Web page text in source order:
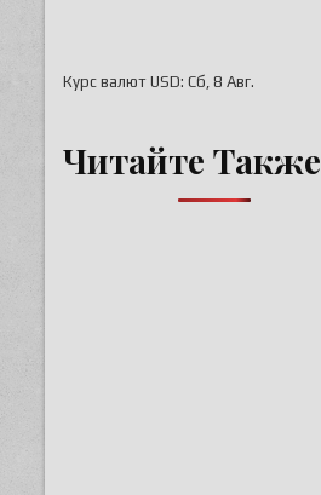
Курс валют USD: Сб, 8 Авг.
Читайте Также